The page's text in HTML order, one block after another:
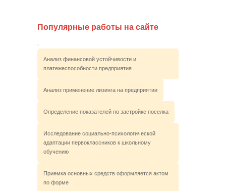
Популярные работы на сайте
Анализ финансовой устойчивости и
платежеспособности предприятия
Анализ применение лизинга на предприятии
Определение показателей по застройке поселка
Исследование социально-психологической
адаптации первоклассников к школьному
обучению
Приемка основных средств оформляется актом
по форме